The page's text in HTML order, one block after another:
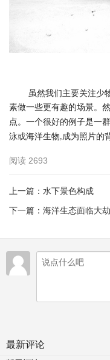
虽然我们主要关注少
素做一些更有趣的场景。
点。一个很好的例子是一
泳或海洋生物,成为照片的
阅读 2693
上一篇： 水下景色构成
下一篇： 海洋生态面临大劫
最新评论